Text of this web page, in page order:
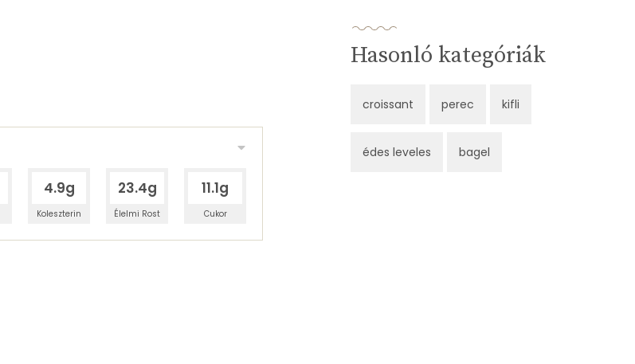
4.9g
Koleszterin
23.4g
Élelmi Rost
11.1g
Cukor
Hasonló kategóriák
croissant perec kifli
édes leveles bagel